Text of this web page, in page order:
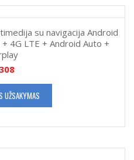
su navigacija Android
4G LTE + Android Auto +
308
UŽSAKYMAS